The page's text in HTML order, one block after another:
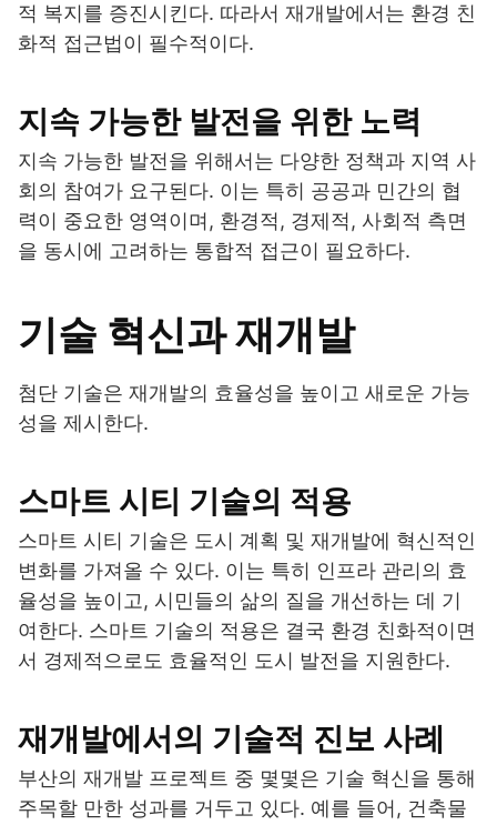
적 복지를 증진시킨다. 따라서 재개발에서는 환경 친
화적 접근법이 필수적이다.
지속 가능한 발전을 위한 노력
지속 가능한 발전을 위해서는 다양한 정책과 지역 사
회의 참여가 요구된다. 이는 특히 공공과 민간의 협
력이 중요한 영역이며, 환경적, 경제적, 사회적 측면
을 동시에 고려하는 통합적 접근이 필요하다.
기술 혁신과 재개발
첨단 기술은 재개발의 효율성을 높이고 새로운 가능
성을 제시한다.
스마트 시티 기술의 적용
스마트 시티 기술은 도시 계획 및 재개발에 혁신적인
변화를 가져올 수 있다. 이는 특히 인프라 관리의 효
율성을 높이고, 시민들의 삶의 질을 개선하는 데 기
여한다. 스마트 기술의 적용은 결국 환경 친화적이면
서 경제적으로도 효율적인 도시 발전을 지원한다.
재개발에서의 기술적 진보 사례
부산의 재개발 프로젝트 중 몇몇은 기술 혁신을 통해
주목할 만한 성과를 거두고 있다. 예를 들어, 건축물